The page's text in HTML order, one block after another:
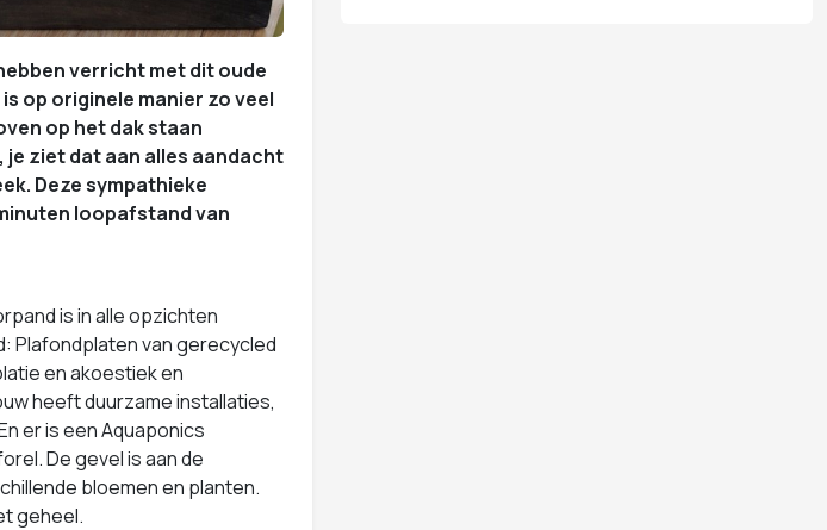
verricht met dit oude
op originele manier zo veel
op het dak staan
ziet dat aan alles aandacht
Deze sympathieke
loopafstand van
is in alle opzichten
Plafondplaten van gerecycled
en akoestiek en
heeft duurzame installaties,
er is een Aquaponics
De gevel is aan de
bloemen en planten.
geheel.